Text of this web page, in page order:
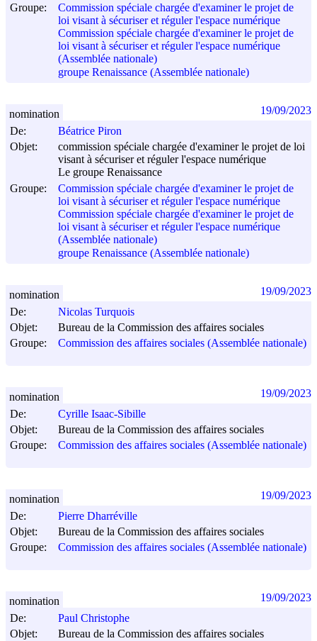
Groupe:
Commission spéciale chargée d'examiner le projet de
loi visant à sécuriser et réguler l'espace numérique
Commission spéciale chargée d'examiner le projet de
loi visant à sécuriser et réguler l'espace numérique
(Assemblée nationale)
groupe Renaissance (Assemblée nationale)
De:
Béatrice Piron
Objet:
commission spéciale chargée d'examiner le projet de loi
visant à sécuriser et réguler l'espace numérique
Le groupe Renaissance
Groupe:
Commission spéciale chargée d'examiner le projet de
loi visant à sécuriser et réguler l'espace numérique
Commission spéciale chargée d'examiner le projet de
loi visant à sécuriser et réguler l'espace numérique
(Assemblée nationale)
groupe Renaissance (Assemblée nationale)
nomination 19/09/2023
De:
Nicolas Turquois
Objet:
Bureau de la Commission des affaires sociales
Groupe:
Commission des affaires sociales (Assemblée nationale)
nomination 19/09/2023
De:
Cyrille Isaac-Sibille
Objet:
Bureau de la Commission des affaires sociales
Groupe:
Commission des affaires sociales (Assemblée nationale)
nomination 19/09/2023
De:
Pierre Dharréville
Objet:
Bureau de la Commission des affaires sociales
Groupe:
Commission des affaires sociales (Assemblée nationale)
nomination 19/09/2023
De:
Paul Christophe
Objet:
Bureau de la Commission des affaires sociales
nomination 19/09/2023